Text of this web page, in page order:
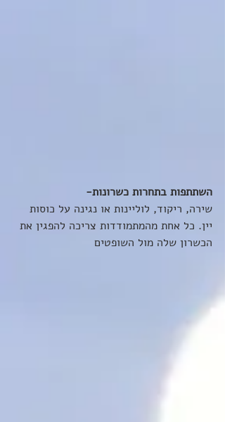
השתתפות בתחרות כשרונות-
שירה, ריקוד, לוליינות או נגינה על כוסות
יין. כל אחת מהמתמודדות צריכה להפגין את
הכשרון שלה מול השופטים